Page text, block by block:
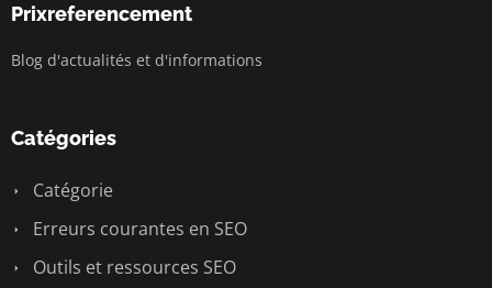
Prixreferencement
Blog d'actualités et d'informations
Catégories
Catégorie
Erreurs courantes en SEO
Outils et ressources SEO